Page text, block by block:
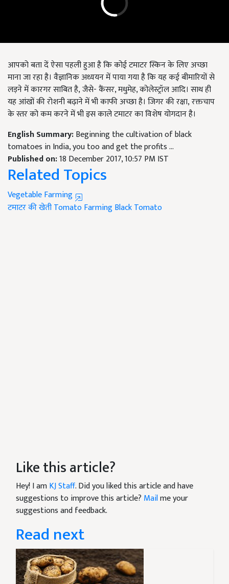
आपको बता दें ऐसा पहली हुआ है कि कोई टमाटर स्किन के लिए अच्छा
माना जा रहा है। वैज्ञानि‍क अध्ययन में पाया गया है कि यह कई बीमारियों से
लड़ने में कारगर साबित है, जैसे- कैंसर, मधुमेह, कोलेस्ट्रॉल आदि। साथ ही
यह आंखों की रोशनी बढ़ाने में भी काफी अच्छा है। जिगर की रक्षा, रक्तचाप
के स्तर को कम करने में भी इस काले टमाटर का विशेष योगदान है।
English Summary:Beginning the cultivation of black
tomatoes in India, you too and get the profits ...
Published on:18 December 2017, 10:57 PM IST
Related Topics
Vegetable Farming
टमाटर की खेतीTomato FarmingBlack Tomato
Like this article?
Hey! I amKJ Staff. Did you liked this article and have
suggestions to improve this article? Mailme your
suggestions and feedback.
Read next